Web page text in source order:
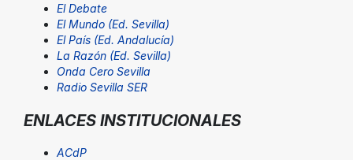
El Debate
El Mundo (Ed. Sevilla)
El País (Ed. Andalucía)
La Razón (Ed. Sevilla)
Onda Cero Sevilla
Radio Sevilla SER
ENLACES INSTITUCIONALES
ACdP